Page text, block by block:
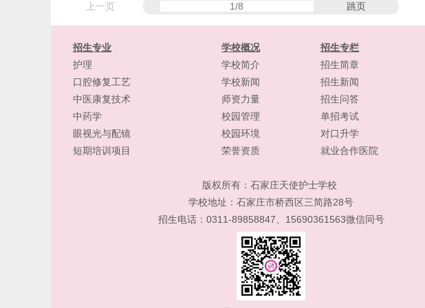
上一页 跳页
招生专业
护理
口腔修复工艺
中医康复技术
中药学
眼视光与配镜
短期培训项目
学校概况
学校简介
学校新闻
师资力量
校园管理
校园环境
荣誉资质
招生专栏
招生简章
招生新闻
招生问答
单招考试
对口升学
就业合作医院
版权所有： 石家庄天使护士学校
学校地址：石家庄市桥西区三简路28号
招生电话：0311-89858847、15690361563微信同号